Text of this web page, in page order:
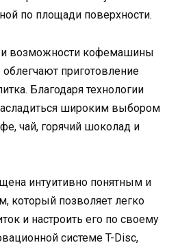
по площади поверхности.
возможности кофемашины
облегчают приготовление
Благодаря технологии
широким выбором
чай, горячий шоколад и
интуитивно понятным и
который позволяет легко
и настроить его по своему
системе T-Disc,